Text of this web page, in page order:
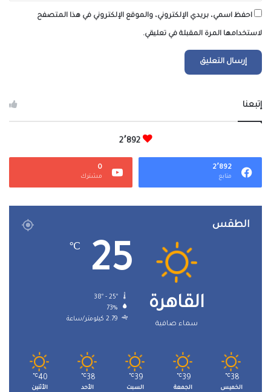
احفظ اسمي، بريدي الإلكتروني، والموقع الإلكتروني في هذا المتصفح
لاستخدامها المرة المقبلة في تعليقي.
إتبعنا
2٬892
2٬892
متابع
0
مشترك
الطقس
القاهرة
سماء صافية
25
℃
73%
2.79 كيلومتر/ساعة
38
℃
الخميس
39
℃
الجمعة
39
℃
السبت
38
℃
الأحد
40
℃
الأثنين